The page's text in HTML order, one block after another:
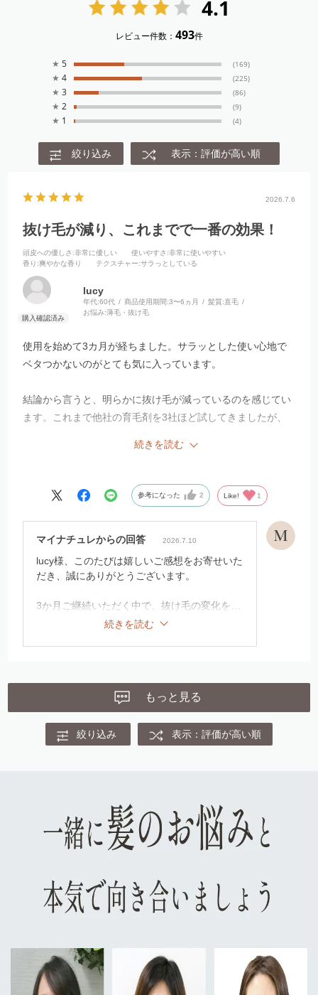
4.1
レビュー件数： 493件
★ 5 (169)
★ 4 (225)
★ 3 (86)
★ 2 (9)
★ 1 (4)
絞り込み 表示：評価が高い順
2026.7.6
抜け毛が減り、これまでで一番の効果！
頭皮への優しさ :非常に優しい 使いやすさ :非常に使いやすい
香り :爽やかな香り テクスチャー:サラっとしている
lucy
年代:60代 商品使用期間:3〜6ヵ月 髪質:直毛
お悩み:薄毛・抜け毛
使用を始めて3カ月が経ちました。サラッとした使い心地で
ベタつかないのがとても気に入っています。
結論から言うと、明らかに抜け毛が減っているのを感じてい
ます。これまで他社の育毛剤を3社ほど試してきましたが、
価格に関しては、決してすごく安いわけではありませんが、
この効果であればなんとか無理なく続けていける絶妙な料金
設定だと思います。
やっと自分に合うものに出会えたので、これからもリピート
して使い続けたいと思います。
続きを読む
参考になった 2 Like! 1
マイナチュレからの回答 2026.7.10
lucy様、このたびは嬉しいご感想をお寄せいた
だき、誠にありがとうございます。
3か月ご継続いただく中で、抜け毛の変化をご
実感いただけたとのこと、大変嬉しく拝見い
た育毛剤の中で「一番自分に合っている」と
より励みになります。
これからも毎日のケアに寄り添える存在でい
られるよう努めてまいります。今後ともマイ
ナチュレをどうぞよろしくお願いいたしま
続きを読む
もっと見る
絞り込み 表示：評価が高い順